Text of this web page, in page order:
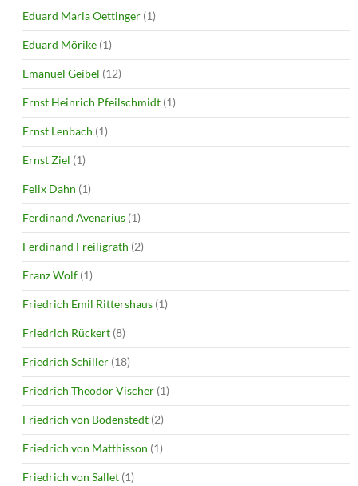
Eduard Maria Oettinger (1)
Eduard Mörike (1)
Emanuel Geibel (12)
Ernst Heinrich Pfeilschmidt (1)
Ernst Lenbach (1)
Ernst Ziel (1)
Felix Dahn (1)
Ferdinand Avenarius (1)
Ferdinand Freiligrath (2)
Franz Wolf (1)
Friedrich Emil Rittershaus (1)
Friedrich Rückert (8)
Friedrich Schiller (18)
Friedrich Theodor Vischer (1)
Friedrich von Bodenstedt (2)
Friedrich von Matthisson (1)
Friedrich von Sallet (1)